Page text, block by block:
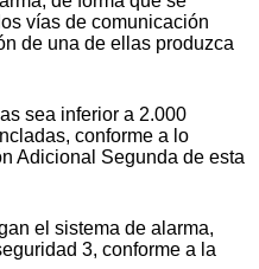
vías de comunicación
de una de ellas produzca
sea inferior a 2.000
conforme a lo
Adicional Segunda de esta
el sistema de alarma,
3, conforme a la